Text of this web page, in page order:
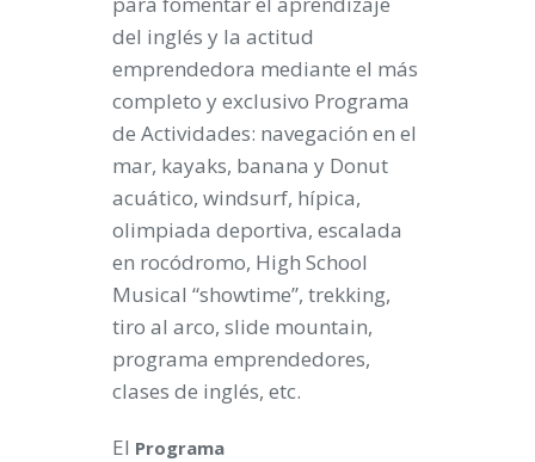
del inglés y la actitud
emprendedora mediante el más
completo y exclusivo Programa
de Actividades: navegación en el
mar, kayaks, banana y Donut
acuático, windsurf, hípica,
olimpiada deportiva, escalada
en rocódromo, High School
Musical “showtime”, trekking,
tiro al arco, slide mountain,
programa emprendedores,
clases de inglés, etc.
El Programa